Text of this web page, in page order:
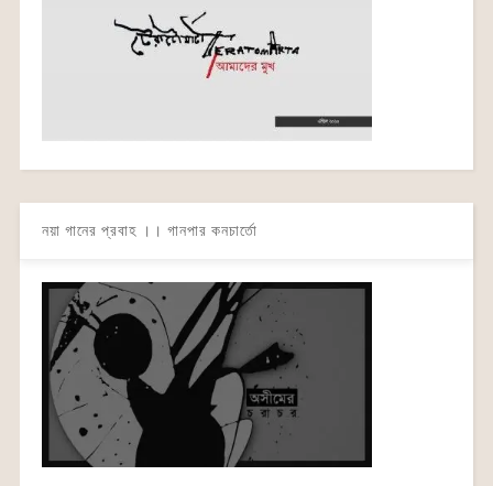
নয়া গানের প্রবাহ ।। গানপার কনচার্তো